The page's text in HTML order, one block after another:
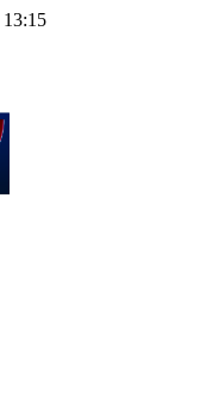
13:15